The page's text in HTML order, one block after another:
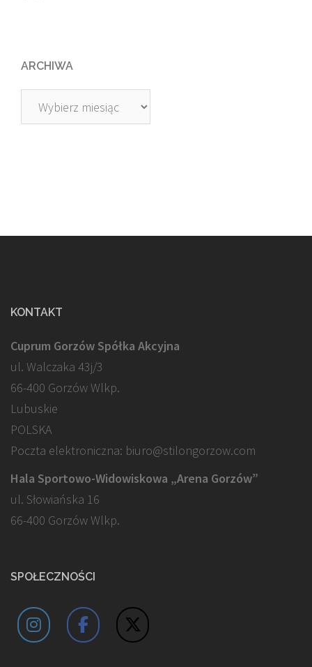
ARCHIWA
Archiwa
KONTAKT
Cuprum Gorzów Spółka Akcyjna
ul. Walczaka 43j/3
66-400 Gorzów Wlkp.
Lubuskie
POLSKA
Poczta elektroniczna: biuro@stilongorzow.com
Hala Sportowo-Widowiskowa „Arena Gorzów”
ul. Słowiańska 16
66-400 Gorzów Wlkp.
SPOŁECZNOŚCI